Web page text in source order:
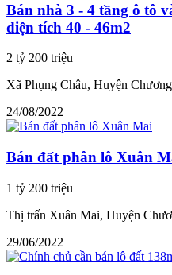
Bán nhà 3 - 4 tầng ô tô
diện tích 40 - 46m2
2 tỷ 200 triệu
Xã Phụng Châu, Huyện
24/08/2022
Bán đất phân lô Xuân
1 tỷ 200 triệu
Thị trấn Xuân Mai, Huyện
29/06/2022